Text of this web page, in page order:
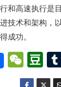
和高速执行是
技术和架构，
成功。
W
e
D
o